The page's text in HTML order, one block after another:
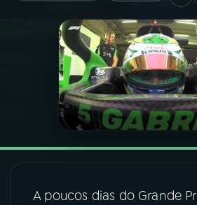
PROGRAMAS
PODCASTS
06VIDEOCASTS
07ÚLTIMAS
A poucos dias do Grande